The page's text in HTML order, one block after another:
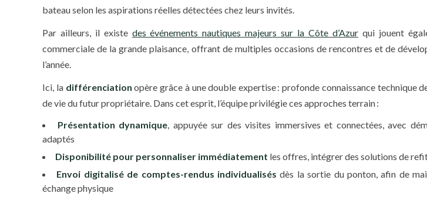
bateau selon les aspirations réelles détectées chez leurs invités.
Par ailleurs, il existe des événements nautiques majeurs sur la Côte d’Azurqui jouent
commerciale de la grande plaisance, offrant de multiples occasions de rencontres et de
l’année.
Ici, la différenciation opère grâce à une double expertise : profonde connaissance technique
de vie du futur propriétaire. Dans cet esprit, l’équipe privilégie ces approches terrain :
Présentation dynamique, appuyée sur des visites immersives et connectées, avec
adaptés
Disponibilité pour personnaliser immédiatement les offres, intégrer des solutions de
Envoi digitalisé de comptes-rendus individualisés dès la sortie du ponton, afin de
échange physique